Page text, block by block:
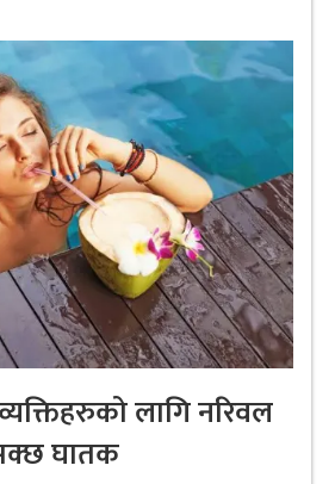
लागि नरिवल
घातक